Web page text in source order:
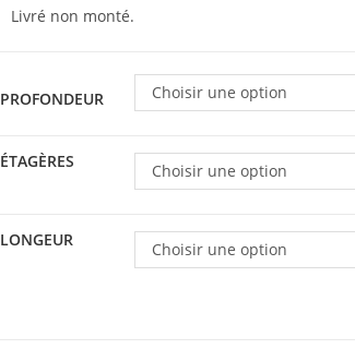
Livré non monté.
PROFONDEUR Choisir une option
ÉTAGÈRES Choisir une option
LONGEUR Choisir une option